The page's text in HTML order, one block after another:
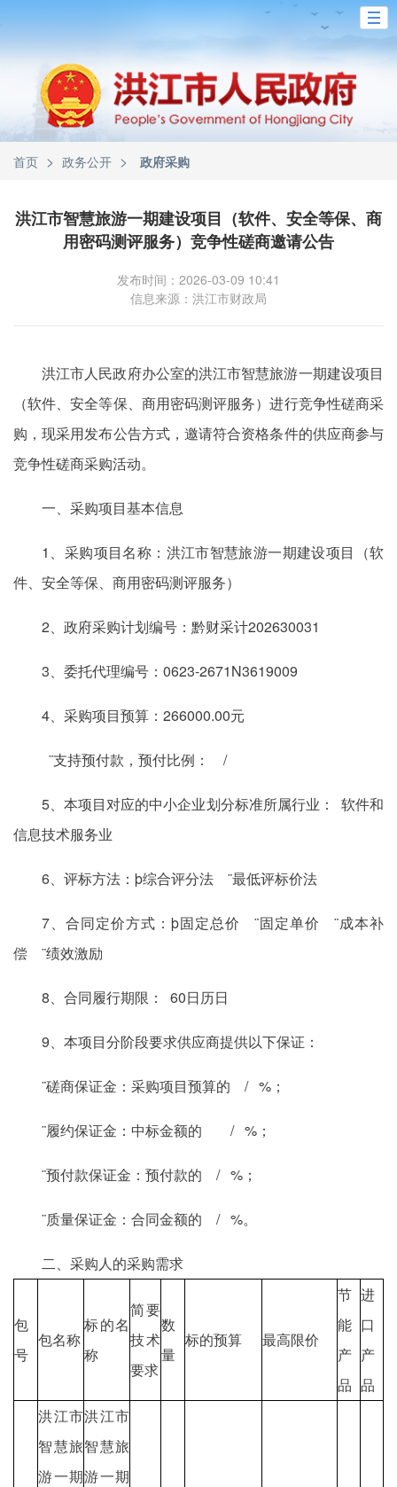
首页 > 政务公开 > 政府采购
洪江市智慧旅游一期建设项目（软件、安全等保、商
用密码测评服务）竞争性磋商邀请公告
发布时间：2026-03-09 10:41
信息来源：洪江市财政局
洪江市人民政府办公室的洪江市智慧旅游一期建设项目
（软件、安全等保、商用密码测评服务）进行竞争性磋商采
购，现采用发布公告方式，邀请符合资格条件的供应商参与
竞争性磋商采购活动。
一、采购项目基本信息
1、采购项目名称：洪江市智慧旅游一期建设项目（软
件、安全等保、商用密码测评服务）
2、政府采购计划编号：黔财采计202630031
3、委托代理编号：0623-2671N3619009
4、采购项目预算：266000.00元
¨支持预付款，预付比例： /
5、本项目对应的中小企业划分标准所属行业： 软件和
信息技术服务业
6、评标方法：þ综合评分法 ¨最低评标价法
7、合同定价方式：þ固定总价 ¨固定单价 ¨成本补
偿 ¨绩效激励
8、合同履行期限： 60日历日
9、本项目分阶段要求供应商提供以下保证：
¨磋商保证金：采购项目预算的 / %；
¨履约保证金：中标金额的 / %；
¨预付款保证金：预付款的 / %；
¨质量保证金：合同金额的 / %。
二、采购人的采购需求
包
号
包名称
标的名
称
简要
技术
要求
数
量
标的预算 最高限价
节
能
产
品
进
口
产
品
洪江市
智慧旅
游一期
洪江市
智慧旅
游一期